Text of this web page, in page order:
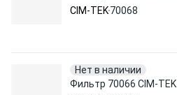
CIM-TEK70068
Нет в наличии
Фильтр 70066 CIM-TEK